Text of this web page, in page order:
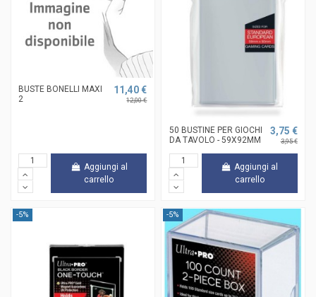
BUSTE BONELLI MAXI
2
11,40 €
12,00 €
Aggiungi al
carrello
50 BUSTINE PER GIOCHI
DA TAVOLO - 59X92MM
3,75 €
3,95 €
Aggiungi al
carrello
-5% -5%